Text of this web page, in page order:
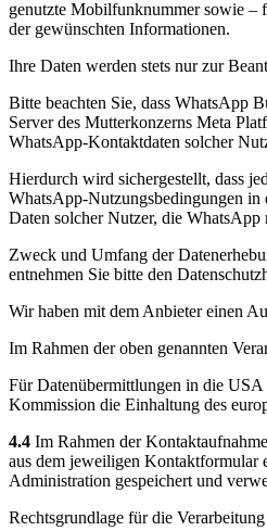
genutzte Mobilfunknummer sowie –
der gewünschten Informationen.
Ihre Daten werden stets nur zur
Bitte beachten Sie, dass WhatsApp
Server des Mutterkonzerns Meta
WhatsApp-Kontaktdaten solcher
Hierdurch wird sichergestellt, dass
WhatsApp-Nutzungsbedingungen
Daten solcher Nutzer, die
Zweck und Umfang der
entnehmen Sie bitte den
Wir haben mit dem Anbieter einen
Im Rahmen der oben genannten
Für Datenübermittlungen in die USA
Kommission die Einhaltung des
4.4 Im Rahmen der
aus dem jeweiligen Kontaktformular
Administration gespeichert und
Rechtsgrundlage für die